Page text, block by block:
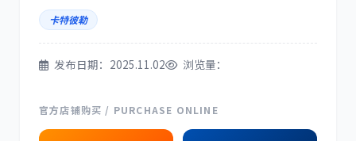
神钢
现代 帕金斯
卡特彼勒
发布日期：2025.11.02 浏览量：
官方店铺购买 / PURCHASE ONLINE